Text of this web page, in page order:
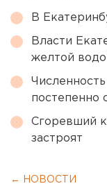
В
Власти
желтой
постепенно
Сгоревший
застроят
← НОВОСТИ